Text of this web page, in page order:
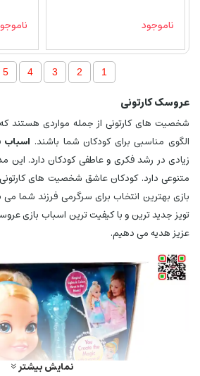
ناموجود
1
2
3
4
5
عروسک کارتونی
شخصیت های کارتونی از جمله مواردی هستند که
الگوی مناسبی برای کودکان شما باشند. اسباب
زیادی در رشد فکری و عاطفی کودکان دارد. این
متنوعی دارد. کودکان عاشق شخصیت های
بازی بهترین انتخاب برای سرگرمی فرزند شما
تویز جدید ترین و با کیفیت ترین اسباب بازی
عزیز هدیه می دهیم.
نمایش بیشتر